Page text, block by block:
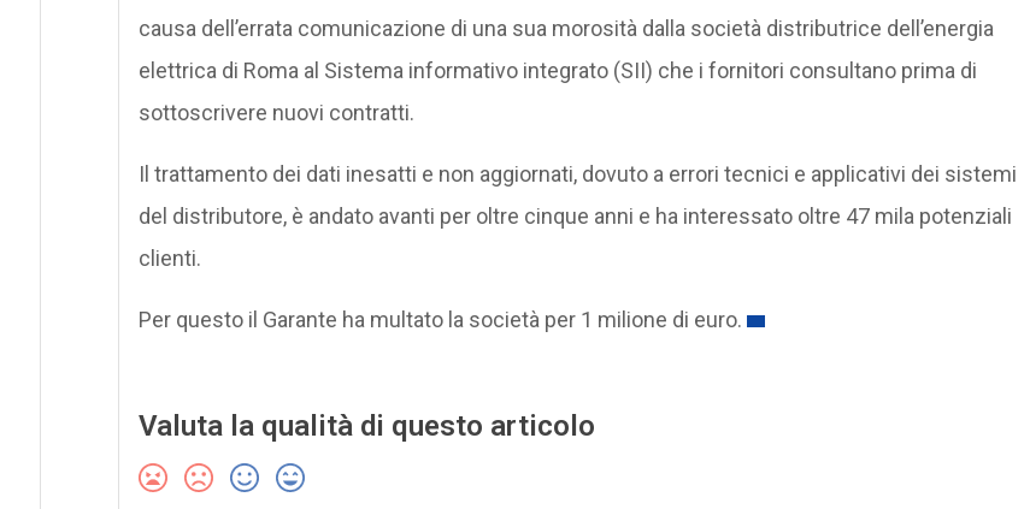
causa dell’errata comunicazione di una sua morosità dalla società distributrice dell’energia
elettrica di Roma al Sistema informativo integrato (SII) che i fornitori consultano prima di
sottoscrivere nuovi contratti.
Il trattamento dei dati inesatti e non aggiornati, dovuto a errori tecnici e applicativi dei sistemi
del distributore, è andato avanti per oltre cinque anni e ha interessato oltre 47 mila potenziali
clienti.
Per questo il Garante ha multato la società per 1 milione di euro.
Valuta la qualità di questo articolo